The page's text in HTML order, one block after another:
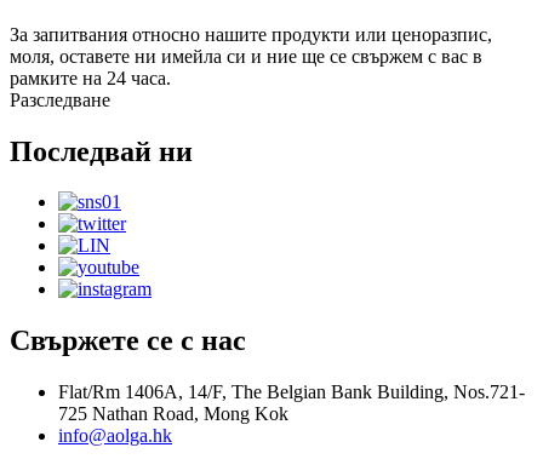
За запитвания относно нашите продукти или ценоразпис,
моля, оставете ни имейла си и ние ще се свържем с вас в
рамките на 24 часа.
Разследване
Последвай ни
Свържете се с нас
Flat/Rm 1406A, 14/F, The Belgian Bank Building, Nos.721-
725 Nathan Road, Mong Kok
info@aolga.hk